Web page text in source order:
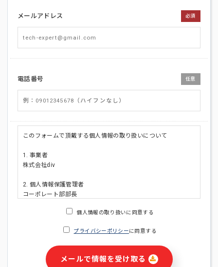
メールアドレス 必須
電話番号 任意
このフォームで頂戴する個人情報の取り扱いについて
1. 事業者
株式会社div
2. 個人情報保護管理者
コーポレート部部長
・ご請求された資料の送付のため
・本サービス及び本サービスに関連する情報(当社及び第三者の
個人情報の取り扱いに同意する
プライバシーポリシーに同意する
メールで情報を受け取る